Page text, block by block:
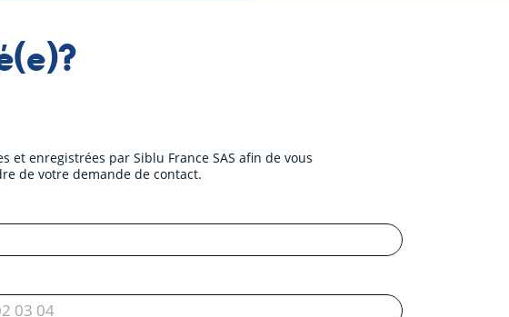
enregistrées par Siblu France SAS afin de vous
de votre demande de contact.